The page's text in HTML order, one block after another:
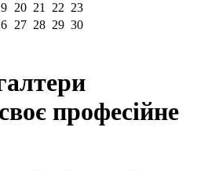
20 21 22 23
27 28 29 30
професійне